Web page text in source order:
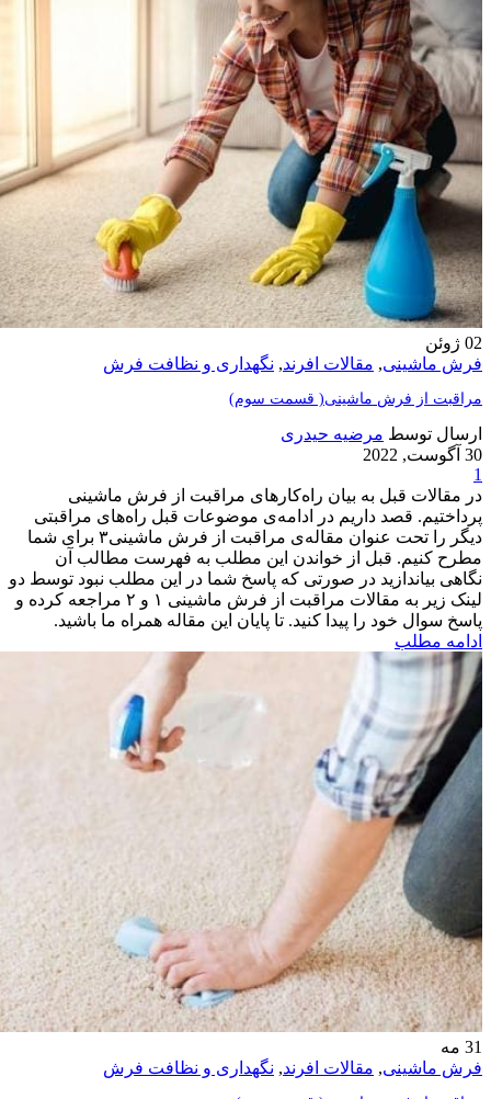
02 ژوئن
فرش ماشینی, مقالات افرند, نگهداری و نظافت فرش
مراقبت از فرش ماشینی( قسمت سوم)
ارسال توسط مرضیه حیدری
30 آگوست, 2022
1
در مقالات قبل به بیان راه‌کارهای مراقبت از فرش ماشینی
پرداختیم. قصد داریم در ادامه‌ی موضوعات قبل راه‌های مراقبتی
دیگر را تحت عنوان مقاله‌ی مراقبت از فرش ماشینی۳ برای شما
مطرح کنیم. قبل از خواندن این مطلب به فهرست مطالب آن
نگاهی بیاندازید در صورتی که پاسخ شما در این مطلب نبود توسط دو
لینک زیر به مقالات مراقبت از فرش ماشینی ۱ و ۲ مراجعه کرده و
پاسخ سوال خود را پیدا کنید. تا پایان این مقاله همراه ما باشید.
ادامه مطلب
31 مه
فرش ماشینی, مقالات افرند, نگهداری و نظافت فرش